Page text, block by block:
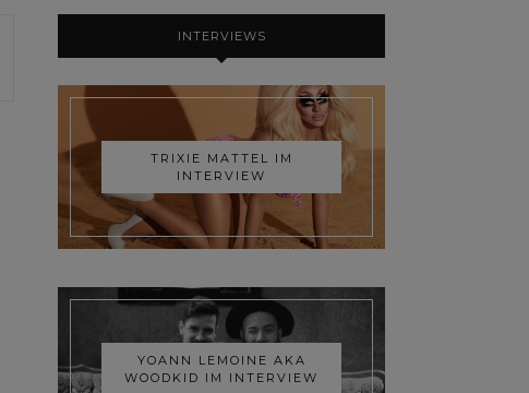
INTERVIEWS
TRIXIE MATTEL IM
INTERVIEW
YOANN LEMOINE AKA
WOODKID IM INTERVIEW